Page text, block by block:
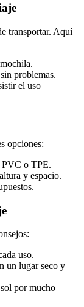
transportar. Aquí
problemas.
el uso
opciones:
PVC o TPE.
y espacio.
uso.
un lugar seco y
por mucho